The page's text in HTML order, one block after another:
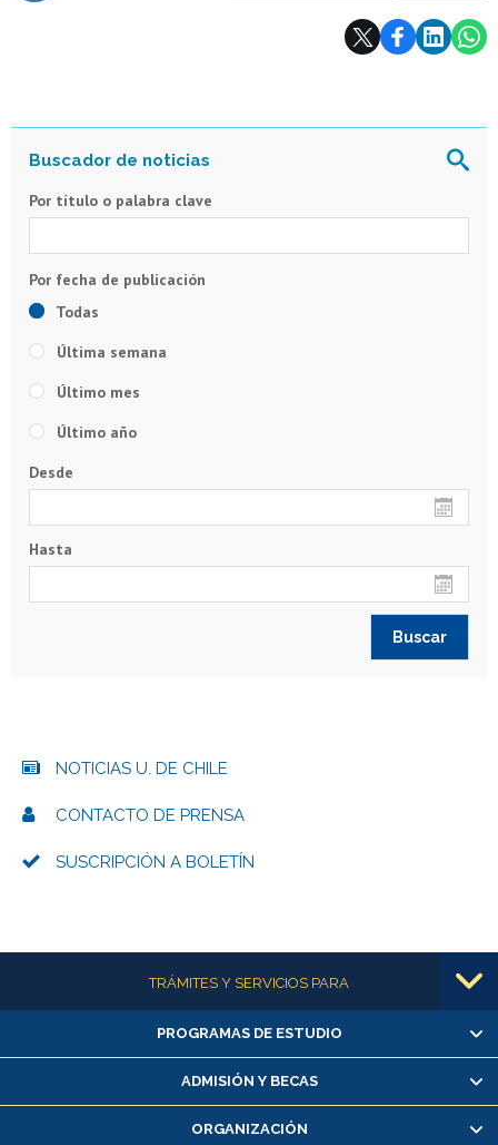
Por título o palabra clave
Todas
Última semana
Último mes
Último año
Desde
Hasta
NOTICIAS U. DE CHILE
CONTACTO DE PRENSA
SUSCRIPCIÓN A BOLETÍN
Más informaciónTRÁMITES Y SERVICIOS PARA
Alumnas/os y exalumnas/os
Matrícula en línea
Inscripción y cambio de asignaturas
Consulta y certificado de notas
PROGRAMAS DE ESTUDIO
ADMISIÓN Y BECAS
ORGANIZACIÓN